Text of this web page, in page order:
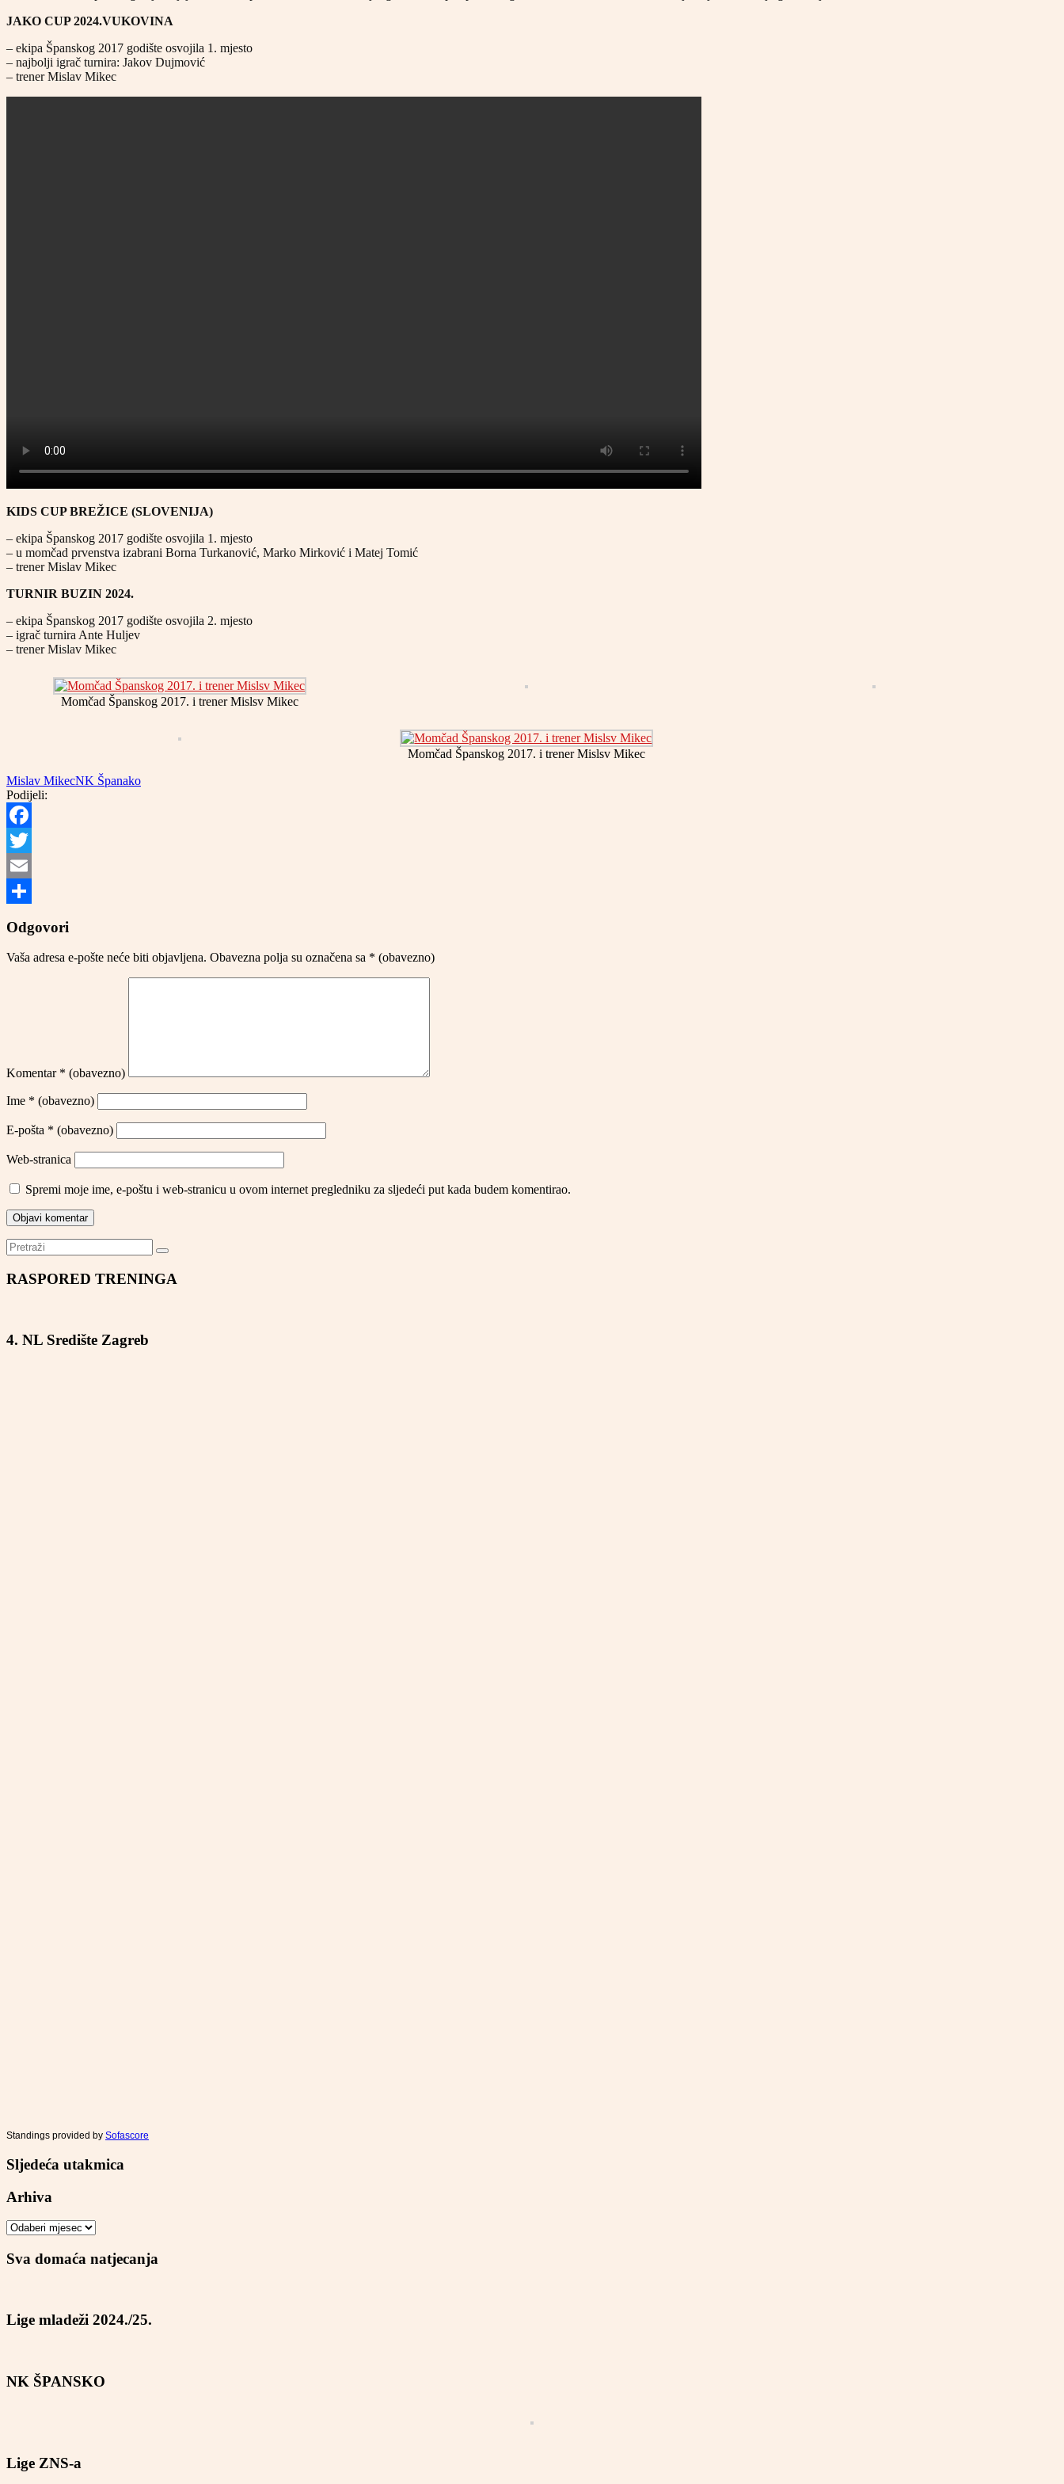
JAKO CUP 2024.VUKOVINA
– ekipa Španskog 2017 godište osvojila 1. mjesto
– najbolji igrač turnira: Jakov Dujmović
– trener Mislav Mikec
KIDS CUP BREŽICE (SLOVENIJA)
– ekipa Španskog 2017 godište osvojila 1. mjesto
– u momčad prvenstva izabrani Borna Turkanović, Marko Mirković i Matej Tomić
– trener Mislav Mikec
TURNIR BUZIN 2024.
– ekipa Španskog 2017 godište osvojila 2. mjesto
– igrač turnira Ante Huljev
– trener Mislav Mikec
Momčad Španskog 2017. i trener Mislsv Mikec
Momčad Španskog 2017. i trener Mislsv Mikec
Mislav MikecNK Španako
Podijeli:
Facebook
Twitter
Email
Odgovori
Vaša adresa e-pošte neće biti objavljena. Obavezna polja su označena sa * (obavezno)
Komentar * (obavezno)
Ime * (obavezno)
E-pošta * (obavezno)
Web-stranica
Spremi moje ime, e-poštu i web-stranicu u ovom internet pregledniku za sljedeći put kada budem komentirao.
RASPORED TRENINGA
4. NL Središte Zagreb
Standings provided by Sofascore
Sljedeća utakmica
Arhiva
Arhiva
Sva domaća natjecanja
Lige mladeži 2024./25.
NK ŠPANSKO
Lige ZNS-a